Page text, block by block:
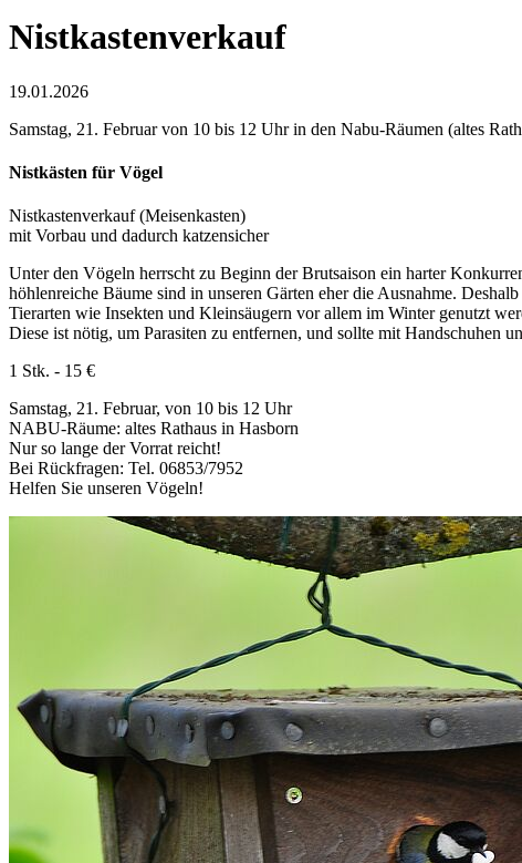
Nistkastenverkauf
19.01.2026
Samstag, 21. Februar von 10 bis 12 Uhr in den Nabu-Räumen (altes
Nistkästen für Vögel
Nistkastenverkauf (Meisenkasten)
mit Vorbau und dadurch katzensicher
Unter den Vögeln herrscht zu Beginn der Brutsaison ein harter
höhlenreiche Bäume sind in unseren Gärten eher die Ausnahme.
Tierarten wie Insekten und Kleinsäugern vor allem im Winter genutzt
Diese ist nötig, um Parasiten zu entfernen, und sollte mit Handschuhen
1 Stk. - 15 €
Samstag, 21. Februar, von 10 bis 12 Uhr
NABU-Räume: altes Rathaus in Hasborn
Nur so lange der Vorrat reicht!
Bei Rückfragen: Tel. 06853/7952
Helfen Sie unseren Vögeln!